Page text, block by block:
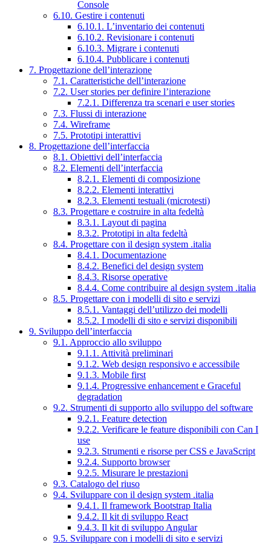
Console
6.10. Gestire i contenuti
6.10.1. L’inventario dei contenuti
6.10.2. Revisionare i contenuti
6.10.3. Migrare i contenuti
6.10.4. Pubblicare i contenuti
7. Progettazione dell’interazione
7.1. Caratteristiche dell’interazione
7.2. User stories per definire l’interazione
7.2.1. Differenza tra scenari e user stories
7.3. Flussi di interazione
7.4. Wireframe
7.5. Prototipi interattivi
8. Progettazione dell’interfaccia
8.1. Obiettivi dell’interfaccia
8.2. Elementi dell’interfaccia
8.2.1. Elementi di composizione
8.2.2. Elementi interattivi
8.2.3. Elementi testuali (microtesti)
8.3. Progettare e costruire in alta fedeltà
8.3.1. Layout di pagina
8.3.2. Prototipi in alta fedeltà
8.4. Progettare con il design system .italia
8.4.1. Documentazione
8.4.2. Benefici del design system
8.4.3. Risorse operative
8.4.4. Come contribuire al design system .italia
8.5. Progettare con i modelli di sito e servizi
8.5.1. Vantaggi dell’utilizzo dei modelli
8.5.2. I modelli di sito e servizi disponibili
9. Sviluppo dell’interfaccia
9.1. Approccio allo sviluppo
9.1.1. Attività preliminari
9.1.2. Web design responsivo e accessibile
9.1.3. Mobile first
9.1.4. Progressive enhancement e Graceful
degradation
9.2. Strumenti di supporto allo sviluppo del software
9.2.1. Feature detection
9.2.2. Verificare le feature disponibili con Can I
use
9.2.3. Strumenti e risorse per CSS e JavaScript
9.2.4. Supporto browser
9.2.5. Misurare le prestazioni
9.3. Catalogo del riuso
9.4. Sviluppare con il design system .italia
9.4.1. Il framework Bootstrap Italia
9.4.2. Il kit di sviluppo React
9.4.3. Il kit di sviluppo Angular
9.5. Sviluppare con i modelli di sito e servizi